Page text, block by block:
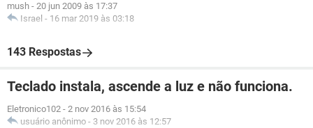
mush - 20 jun 2009 às 17:37
Israel - 16 mar 2019 às 03:18
143 Respostas
Teclado instala, ascende a luz e não funciona.
Eletronico102 - 2 nov 2016 às 15:54
usuário anônimo - 3 nov 2016 às 12:57